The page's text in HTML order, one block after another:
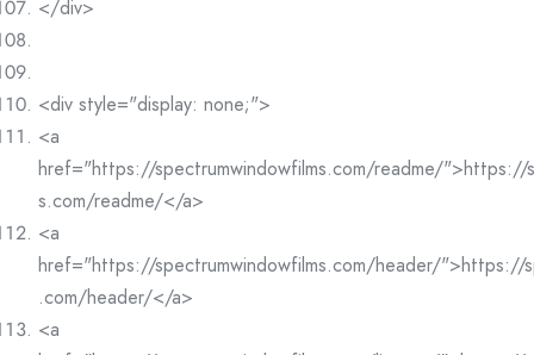
</div>
<div style="display: none;">
<a
href="https://spectrumwindowfilms.com/readme/">https://
s.com/readme/</a>
<a
href="https://spectrumwindowfilms.com/header/">https://
.com/header/</a>
<a